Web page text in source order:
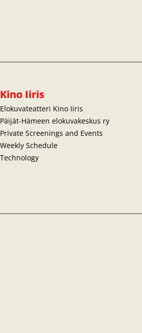
Kino Iiris
Elokuvateatteri Kino Iiris
Päijät-Hämeen elokuvakeskus ry
Private Screenings and Events
Weekly Schedule
Technology